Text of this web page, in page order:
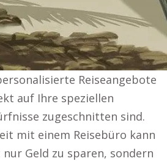
Reiseangebote
auf Ihre speziellen
zugeschnitten sind.
mit einem Reisebüro kann
Geld zu sparen, sondern